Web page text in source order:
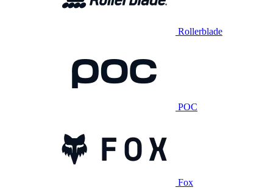
Rollerblade
POC
Fox